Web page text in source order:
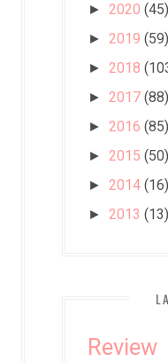
► 2020 (45)
► 2019 (59)
► 2018
► 2017 (88)
► 2016 (85)
► 2015 (50)
► 2014 (16)
► 2013 (13)
Review